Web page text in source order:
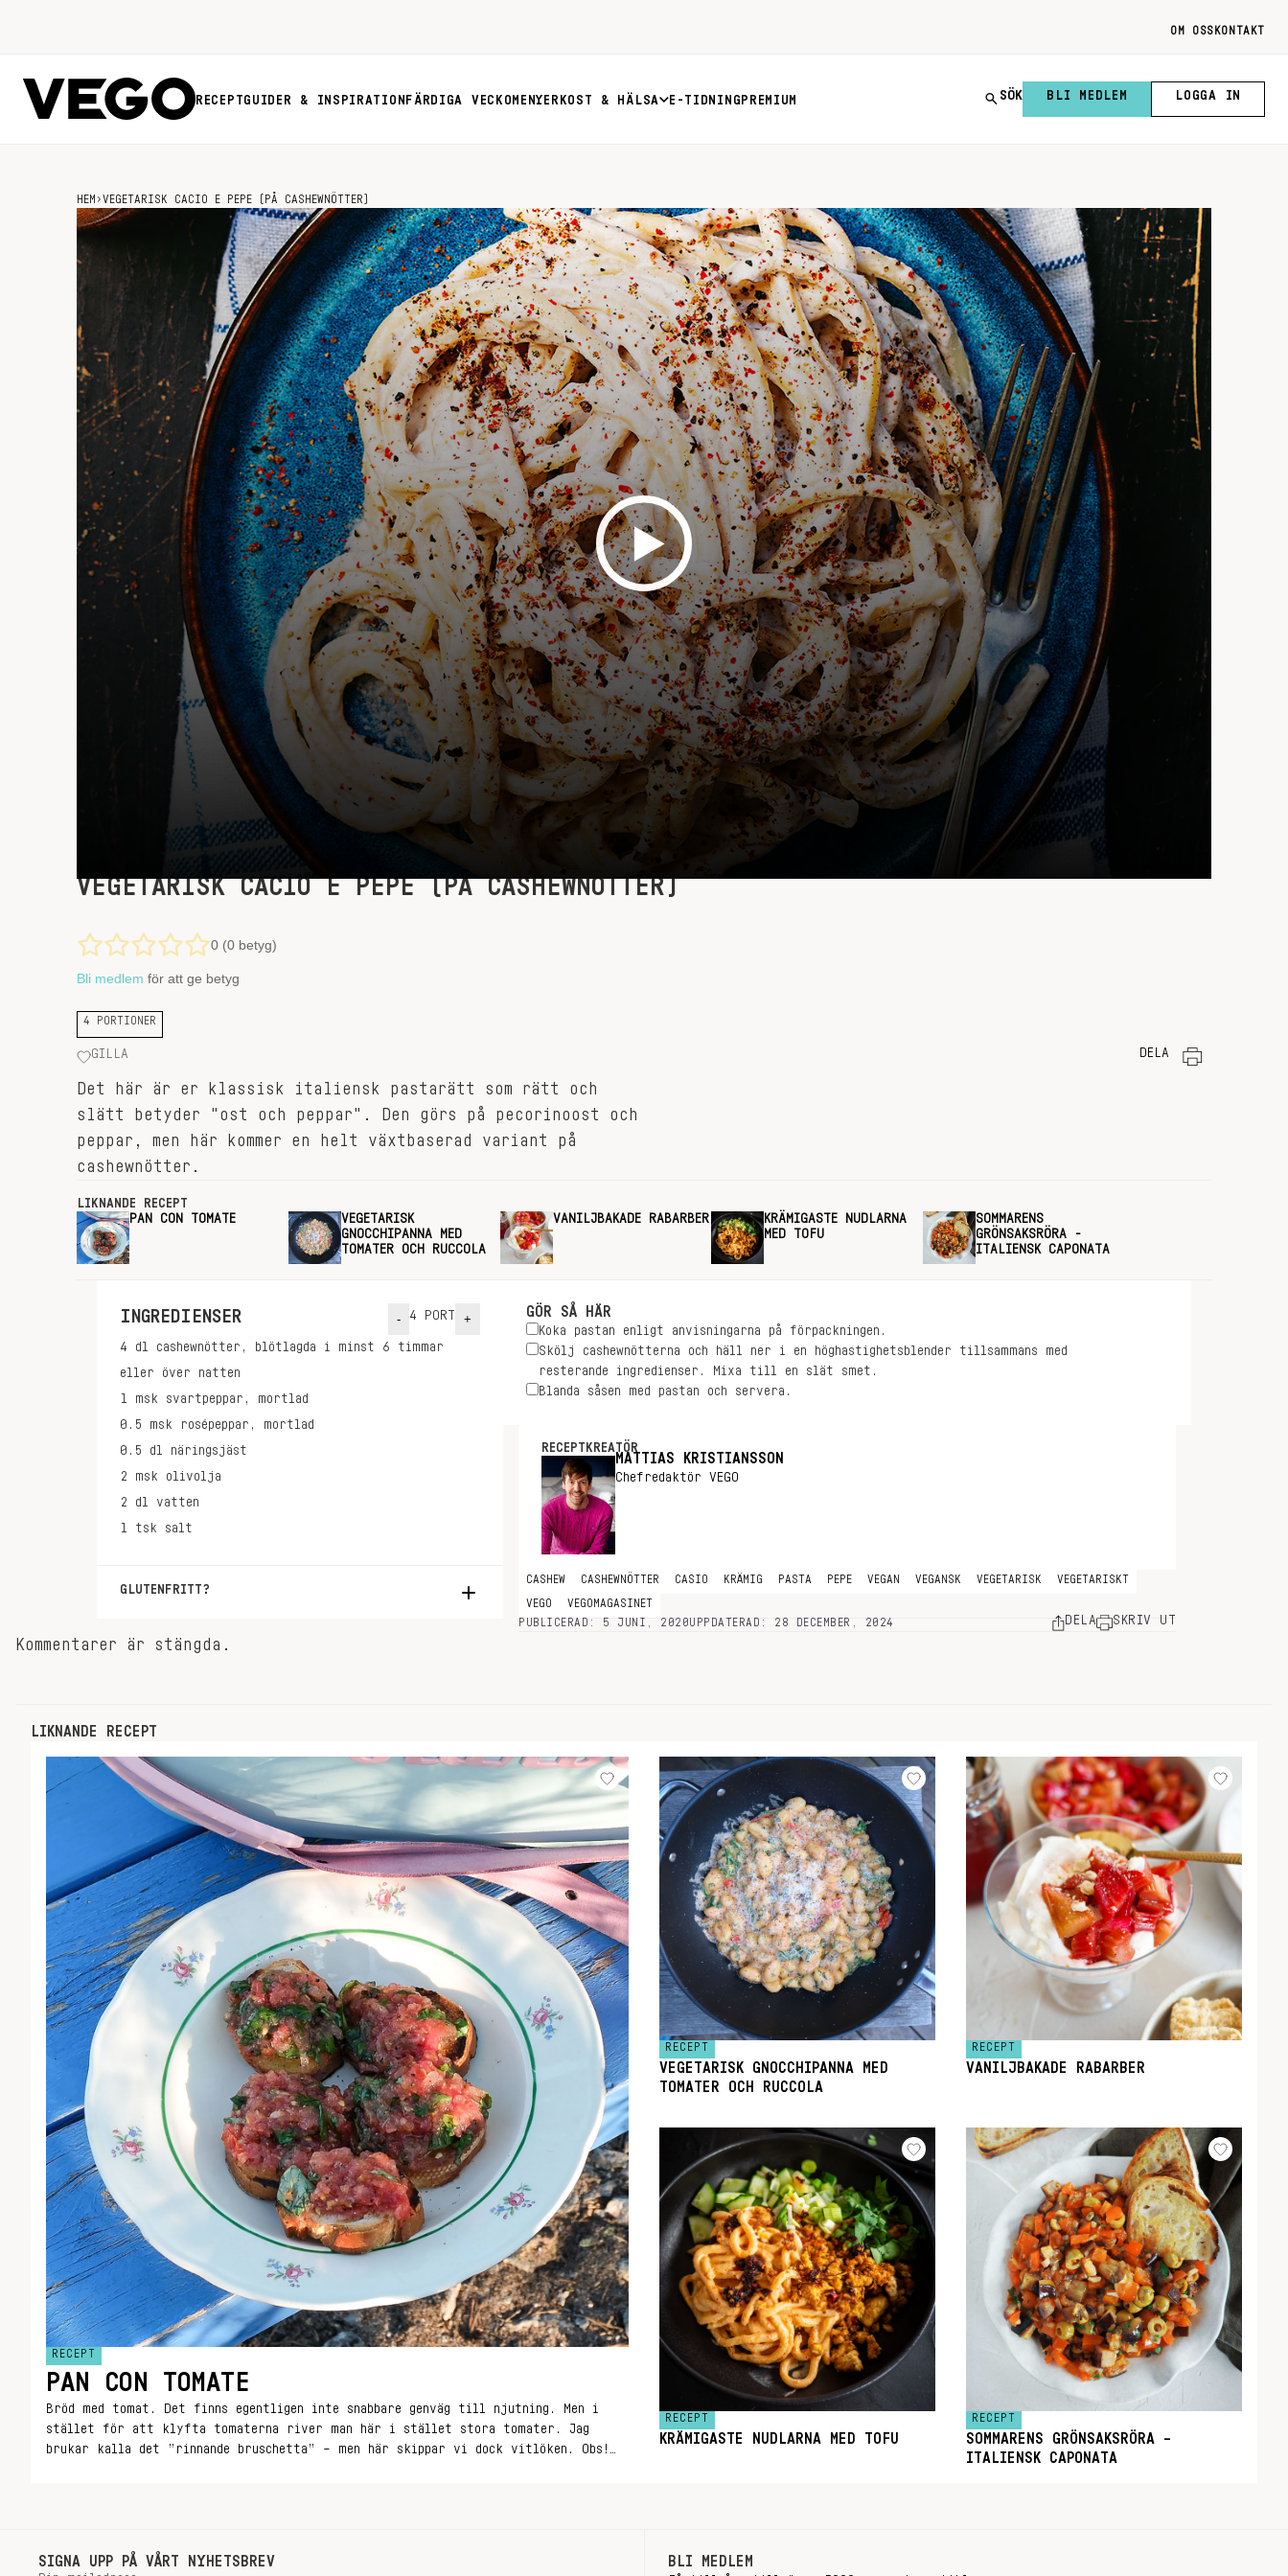
OM OSS KONTAKT
RECEPTGUIDER & INSPIRATION FÄRDIGA VECKOMENYER KOST & HÄLSA E-TIDNING PREMIUM SÖK BLI MEDLEM LOGGA IN
HEM ›VEGETARISK CACIO E PEPE (PÅ CASHEWNÖTTER)
VEGETARISK CACIO E PEPE (PÅ CASHEWNÖTTER)
0 (0 betyg)
Bli medlem för att ge betyg
4 PORTIONER
GILLA DELA
Det här är er klassisk italiensk pastarätt som rätt och
slätt betyder "ost och peppar". Den görs på pecorinoost och
peppar, men här kommer en helt växtbaserad variant på
cashewnötter.
LIKNANDE RECEPT
PAN CON TOMATE
VEGETARISK
GNOCCHIPANNA MED
TOMATER OCH RUCCOLA
VANILJBAKADE RABARBER
KRÄMIGASTE NUDLARNA
MED TOFU
SOMMARENS
GRÖNSAKSRÖRA -
ITALIENSK CAPONATA
INGREDIENSER - 4 PORT +
4 dl
cashewnötter, blötlagda i minst 6 timmar
eller över natten
1 msk
svartpeppar, mortlad
0.5 msk
rosépeppar, mortlad
0.5 dl
näringsjäst
2 msk
olivolja
2 dl
vatten
1 tsk salt
GLUTENFRITT?
GÖR SÅ HÄR
Koka pastan enligt anvisningarna på förpackningen.
Skölj cashewnötterna och häll ner i en höghastighetsblender tillsammans med
resterande ingredienser. Mixa till en slät smet.
Blanda såsen med pastan och servera.
RECEPTKREATÖR
MATTIAS KRISTIANSSON
Chefredaktör VEGO
CASHEW CASHEWNÖTTER CASIO KRÄMIG PASTA PEPE VEGAN VEGANSK VEGETARISK VEGETARISKT
VEGO
VEGOMAGASINET
PUBLICERAD: 5 JUNI, 2020UPPDATERAD: 28 DECEMBER, 2024 DELA SKRIV UT
Kommentarer är stängda.
LIKNANDE RECEPT
RECEPT
PAN CON TOMATE
Bröd med tomat. Det finns egentligen inte snabbare genväg till njutning. Men i
stället för att klyfta tomaterna river man här i stället stora tomater. Jag
brukar kalla det ”rinnande bruschetta” – men här skippar vi dock vitlöken. Obs!
RECEPT
VEGETARISK GNOCCHIPANNA MED
TOMATER OCH RUCCOLA
RECEPT
VANILJBAKADE RABARBER
RECEPT
KRÄMIGASTE NUDLARNA MED TOFU
RECEPT
SOMMARENS GRÖNSAKSRÖRA –
ITALIENSK CAPONATA
SIGNA UPP PÅ VÅRT NYHETSBREV BLI MEDLEM